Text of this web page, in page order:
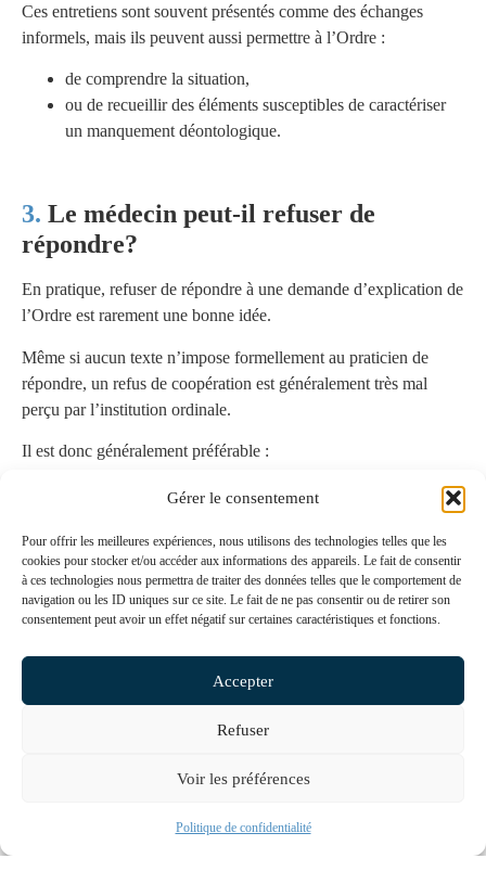
Gérer le consentement
Pour offrir les meilleures expériences, nous utilisons des technologies telles que les
cookies pour stocker et/ou accéder aux informations des appareils. Le fait de consentir
à ces technologies nous permettra de traiter des données telles que le comportement de
navigation ou les ID uniques sur ce site. Le fait de ne pas consentir ou de retirer son
consentement peut avoir un effet négatif sur certaines caractéristiques et fonctions.
Accepter
Refuser
Voir les préférences
Politique de confidentialité
Ces entretiens sont souvent présentés comme des échanges
informels, mais ils peuvent aussi permettre à l’Ordre :
de comprendre la situation,
ou de recueillir des éléments susceptibles de caractériser
un manquement déontologique.
Le médecin peut-il refuser de
répondre?
En pratique, refuser de répondre à une demande d’explication de
l’Ordre est rarement une bonne idée.
Même si aucun texte n’impose formellement au praticien de
répondre, un refus de coopération est généralement très mal
perçu par l’institution ordinale.
Il est donc généralement préférable :
En revanche, cela ne signifie pas qu’il faille répondre sans
préparation.
Une question juridique encore
incertaine : le droit de se taire
conséquences) se pose : le médecin doit-il être informé au
À ce jour, la réponse n’est pas clairement tranchée par la